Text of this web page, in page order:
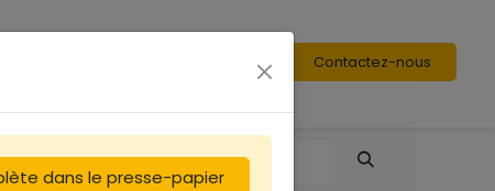
Contactez-nous
dans le presse-papier